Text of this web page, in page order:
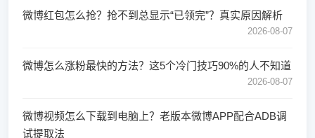
微博红包怎么抢？抢不到总显示“已领完”？真实原因解析
2026-08-07
微博怎么涨粉最快的方法？这5个冷门技巧90%的人不知道
2026-08-07
微博视频怎么下载到电脑上？老版本微博APP配合ADB调
试提取法